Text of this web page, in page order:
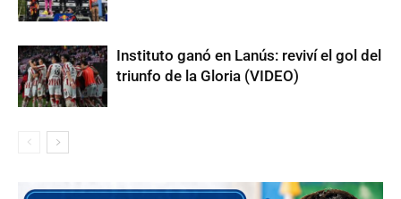
Instituto ganó en Lanús: reviví el gol del
triunfo de la Gloria (VIDEO)